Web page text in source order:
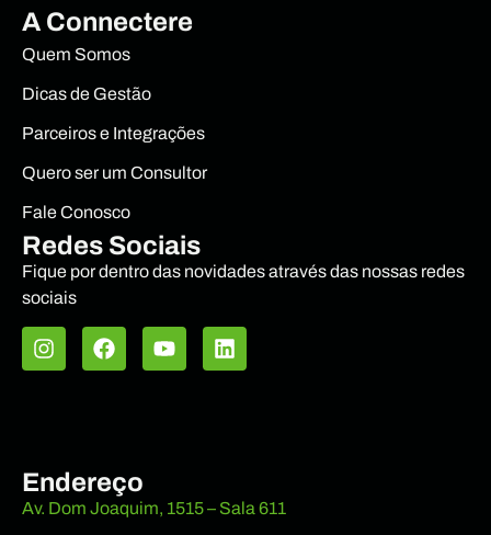
A Connectere
Quem Somos
Dicas de Gestão
Parceiros e Integrações
Quero ser um Consultor
Fale Conosco
Redes Sociais
Fique por dentro das novidades através das nossas redes
sociais
Endereço
Av. Dom Joaquim, 1515 – Sala 611